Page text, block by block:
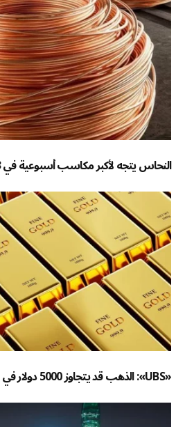
النحاس يتجه لأكبر مكاسب أسبوعية في 3 أشهر – أخبار السعودية
«UBS»: الذهب قد يتجاوز 5000 دولار في 2027 – أخبار السعودية